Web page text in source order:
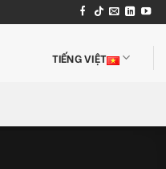
TIẾNG VIỆT